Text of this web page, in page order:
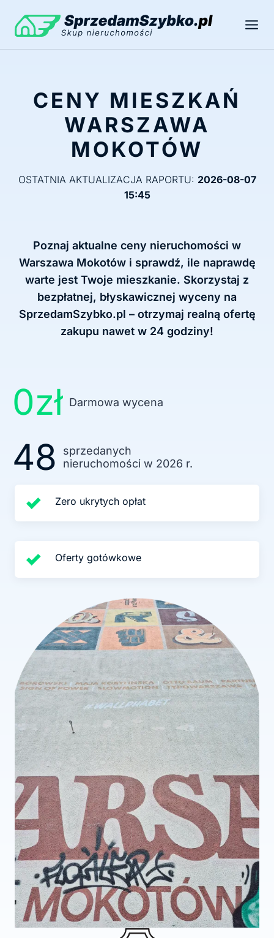
treści
CENY MIESZKAŃ
WARSZAWA
MOKOTÓW
OSTATNIA AKTUALIZACJA RAPORTU: 2026-08-07
15:45
Poznaj aktualne ceny nieruchomości w
Warszawa Mokotów i sprawdź, ile naprawdę
warte jest Twoje mieszkanie. Skorzystaj z
bezpłatnej, błyskawicznej wyceny na
SprzedamSzybko.pl – otrzymaj realną ofertę
zakupu nawet w 24 godziny!
0zł Darmowa wycena
48
sprzedanych
nieruchomości w 2026 r.
Zero ukrytych opłat
Oferty gotówkowe